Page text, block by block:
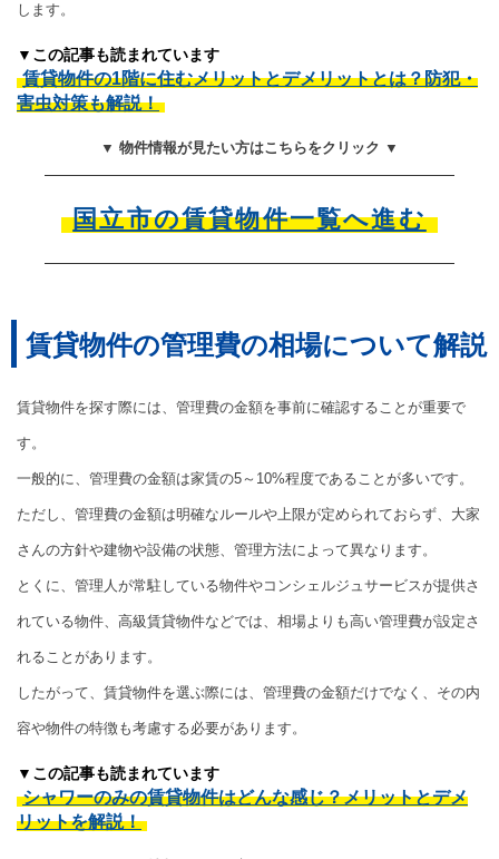
します。
▼この記事も読まれています
賃貸物件の1階に住むメリットとデメリットとは？防犯・
害虫対策も解説！
▼ 物件情報が見たい方はこちらをクリック ▼
国立市の賃貸物件一覧へ進む
賃貸物件の管理費の相場について解説
賃貸物件を探す際には、管理費の金額を事前に確認することが重要で
す。
一般的に、管理費の金額は家賃の5～10%程度であることが多いです。
ただし、管理費の金額は明確なルールや上限が定められておらず、大家
さんの方針や建物や設備の状態、管理方法によって異なります。
とくに、管理人が常駐している物件やコンシェルジュサービスが提供さ
れている物件、高級賃貸物件などでは、相場よりも高い管理費が設定さ
れることがあります。
したがって、賃貸物件を選ぶ際には、管理費の金額だけでなく、その内
容や物件の特徴も考慮する必要があります。
▼この記事も読まれています
シャワーのみの賃貸物件はどんな感じ？メリットとデメ
リットを解説！